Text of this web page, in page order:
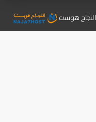
النجاح هوست